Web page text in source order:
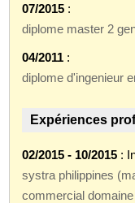
07/2015 :
diplome master 2
04/2011 :
diplome d'ingenieur
Expériences
02/2015 - 10/2015 :
systra philippines
commercial